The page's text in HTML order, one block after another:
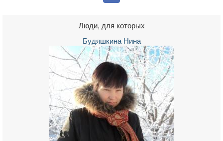
Люди, для которых
Будяшкина Нина